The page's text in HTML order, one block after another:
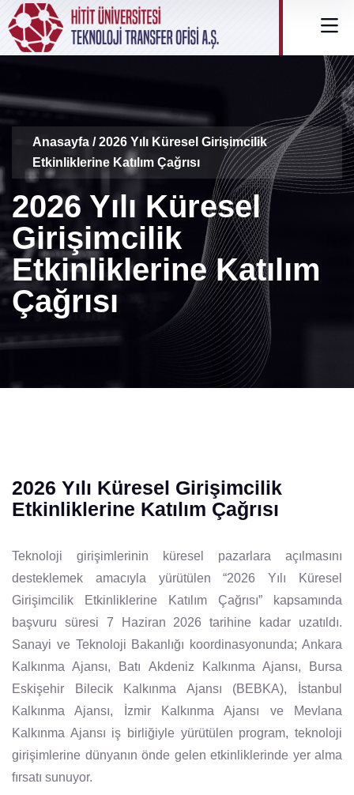
Anasayfa / 2026 Yılı Küresel Girişimcilik
Etkinliklerine Katılım Çağrısı
2026 Yılı Küresel
Girişimcilik
Etkinliklerine Katılım
Çağrısı
2026 Yılı Küresel Girişimcilik
Etkinliklerine Katılım Çağrısı
Teknoloji girişimlerinin küresel pazarlara açılmasını
desteklemek amacıyla yürütülen “2026 Yılı Küresel
Girişimcilik Etkinliklerine Katılım Çağrısı” kapsamında
başvuru süresi 7 Haziran 2026 tarihine kadar uzatıldı.
Sanayi ve Teknoloji Bakanlığı koordinasyonunda; Ankara
Kalkınma Ajansı, Batı Akdeniz Kalkınma Ajansı, Bursa
Eskişehir Bilecik Kalkınma Ajansı (BEBKA), İstanbul
Kalkınma Ajansı, İzmir Kalkınma Ajansı ve Mevlana
Kalkınma Ajansı iş birliğiyle yürütülen program, teknoloji
girişimlerine dünyanın önde gelen etkinliklerinde yer alma
fırsatı sunuyor.